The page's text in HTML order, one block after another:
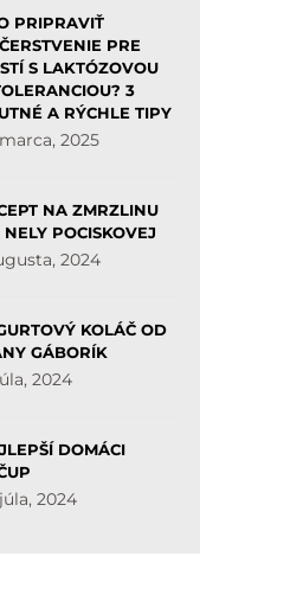
PRIPRAVIŤ
PRE
S LAKTÓZOVOU
3
A RÝCHLE TIPY
2025
NA ZMRZLINU
POCISKOVEJ
2024
KOLÁČ OD
GÁBORÍK
2024
DOMÁCI
2024